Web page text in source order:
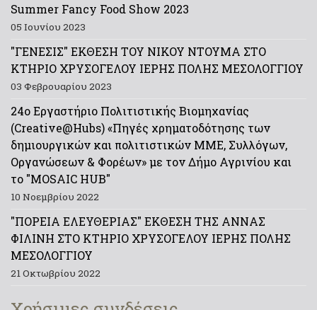
Summer Fancy Food Show 2023
05 Ιουνίου 2023
"ΓΕΝΕΣΙΣ" ΕΚΘΕΣΗ ΤΟΥ ΝΙΚΟΥ ΝΤΟΥΜΑ ΣΤΟ
ΚΤΗΡΙΟ ΧΡΥΣΟΓΕΛΟΥ ΙΕΡΗΣ ΠΟΛΗΣ ΜΕΣΟΛΟΓΓΙΟΥ
03 Φεβρουαρίου 2023
24ο Εργαστήριο Πολιτιστικής Βιομηχανίας
(Creative@Hubs) «Πηγές χρηματοδότησης των
δημιουργικών και πολιτιστικών ΜΜΕ, Συλλόγων,
Οργανώσεων & Φορέων» με τον Δήμο Αγρινίου και
το "MOSAIC HUB"
10 Νοεμβρίου 2022
"ΠΟΡΕΙΑ ΕΛΕΥΘΕΡΙΑΣ" ΕΚΘΕΣΗ ΤΗΣ ΑΝΝΑΣ
ΦΙΛΙΝΗ ΣΤΟ ΚΤΗΡΙΟ ΧΡΥΣΟΓΕΛΟΥ ΙΕΡΗΣ ΠΟΛΗΣ
ΜΕΣΟΛΟΓΓΙΟΥ
21 Οκτωβρίου 2022